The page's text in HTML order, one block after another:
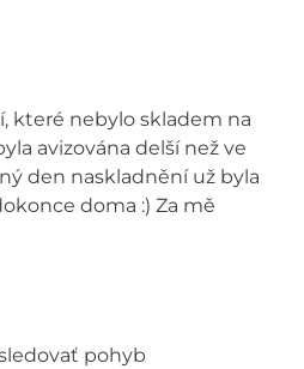
které nebylo skladem na
avizována delší než ve
den naskladnění už byla
doma :) Za mě
pohyb